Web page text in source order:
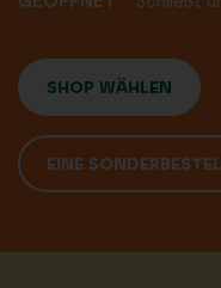
SHOP WÄHLEN
EINE